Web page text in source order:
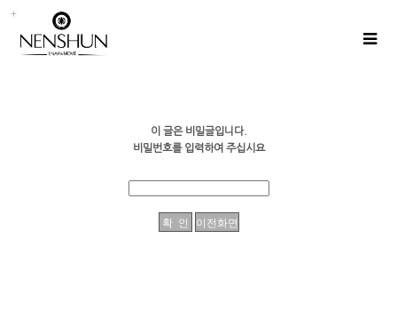
이 글은 비밀글입니다.
비밀번호를 입력하여 주십시요